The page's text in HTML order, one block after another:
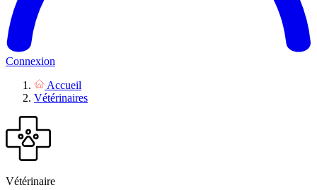
Connexion
Accueil
Vétérinaires
Vétérinaire